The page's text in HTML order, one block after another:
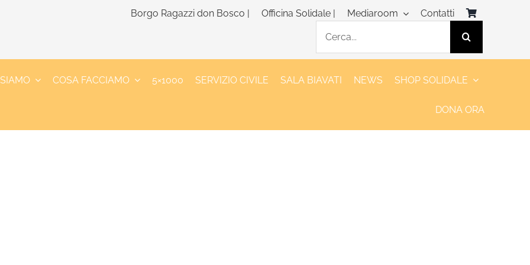
Borgo Ragazzi don Bosco | Officina Solidale | Mediaroom
Contatti
per:
COSA FACCIAMO 5×1000 SERVIZIO CIVILE SALA BIAVATI NEWS SHOP SOLIDALE
DONA ORA